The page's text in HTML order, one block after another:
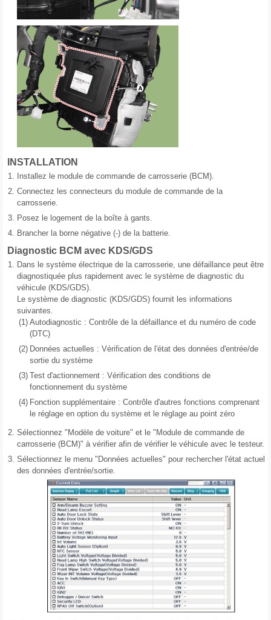
INSTALLATION
1.
Installez le module de commande de carrosserie (BCM).
2. Connectez les connecteurs du module de commande de la
carrosserie.
3. Posez le logement de la boîte à gants.
4. Brancher la borne négative (-) de la batterie.
Diagnostic BCM avec KDS/GDS
1. Dans le système électrique de la carrosserie, une défaillance peut être
diagnostiquée plus rapidement avec le système de diagnostic du
véhicule (KDS/GDS).
Le système de diagnostic (KDS/GDS) fournit les informations
suivantes.
(1) Autodiagnostic : Contrôle de la défaillance et du numéro de code
(DTC)
(2) Données actuelles : Vérification de l'état des données d'entrée/de
sortie du système
(3) Test d'actionnement : Vérification des conditions de
fonctionnement du système
(4) Fonction supplémentaire : Contrôle d'autres fonctions comprenant
le réglage en option du système et le réglage au point zéro
2. Sélectionnez "Modèle de voiture" et le "Module de commande de
carrosserie (BCM)" à vérifier afin de vérifier le véhicule avec le testeur.
3. Sélectionnez le menu "Données actuelles" pour rechercher l'état actuel
des données d'entrée/sortie.